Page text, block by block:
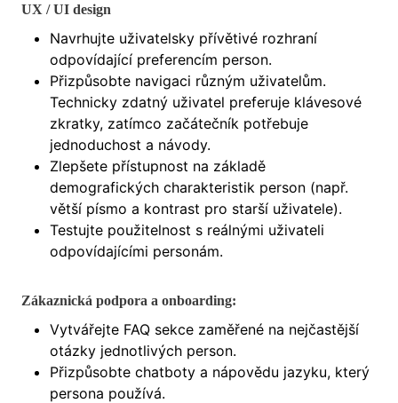
UX / UI design
Navrhujte uživatelsky přívětivé rozhraní
odpovídající preferencím person.
Přizpůsobte navigaci různým uživatelům.
Technicky zdatný uživatel preferuje klávesové
zkratky, zatímco začátečník potřebuje
jednoduchost a návody.
Zlepšete přístupnost na základě
demografických charakteristik person (např.
větší písmo a kontrast pro starší uživatele).
Testujte použitelnost s reálnými uživateli
odpovídajícími personám.
Zákaznická podpora a onboarding:
Vytvářejte FAQ sekce zaměřené na nejčastější
otázky jednotlivých person.
Přizpůsobte chatboty a nápovědu jazyku, který
persona používá.